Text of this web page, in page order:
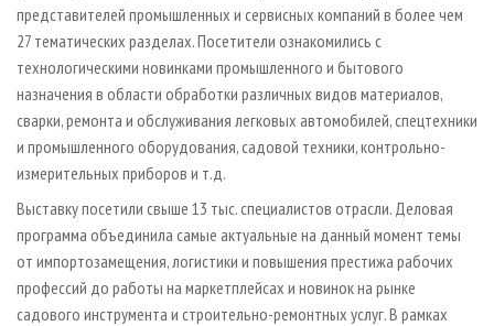
представителей промышленных и сервисных компаний в более чем
27 тематических разделах. Посетители ознакомились с
технологическими новинками промышленного и бытового
назначения в области обработки различных видов материалов,
сварки, ремонта и обслуживания легковых автомобилей, спецтехники
и промышленного оборудования, садовой техники, контрольно-
измерительных приборов и т.д.
Выставку посетили свыше 13 тыс. специалистов отрасли. Деловая
программа объединила самые актуальные на данный момент темы
от импортозамещения, логистики и повышения престижа рабочих
профессий до работы на маркетплейсах и новинок на рынке
садового инструмента и строительно-ремонтных услуг. В рамках